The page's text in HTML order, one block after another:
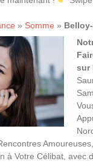
» Somme »
sur
à Votre Célibat, avec